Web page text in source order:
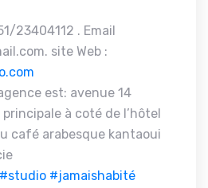
23404112 . Email
site Web :
est: avenue 14
à coté de l’hôtel
café arabesque kantaoui
#studio #jamaishabité